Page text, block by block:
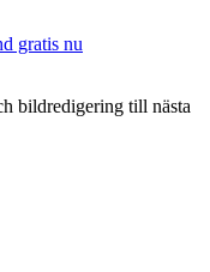
gratis nu
bildredigering till nästa